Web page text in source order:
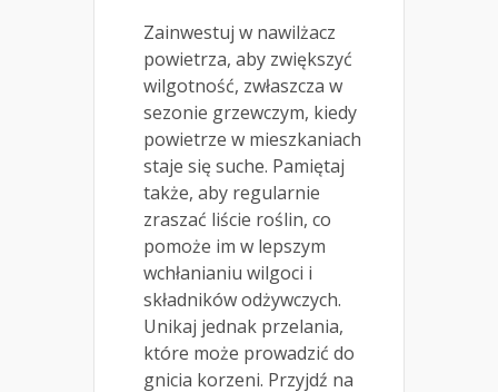
Zainwestuj w nawilżacz
powietrza, aby zwiększyć
wilgotność, zwłaszcza w
sezonie grzewczym, kiedy
powietrze w mieszkaniach
staje się suche. Pamiętaj
także, aby regularnie
zraszać liście roślin, co
pomoże im w lepszym
wchłanianiu wilgoci i
składników odżywczych.
Unikaj jednak przelania,
które może prowadzić do
gnicia korzeni. Przyjdź na